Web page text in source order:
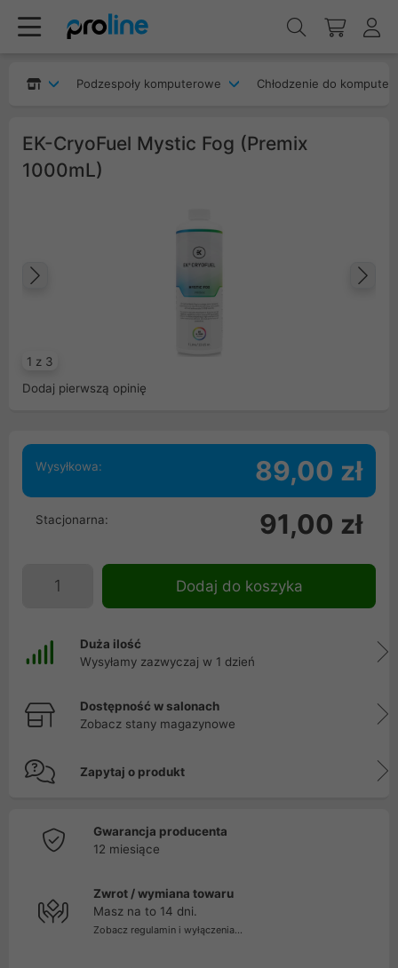
Podzespoły komputerowe Chłodzenie do
EK-CryoFuel Mystic Fog (Premix
1000mL)
1 z 3
Dodaj pierwszą opinię
Wysyłkowa: 89,00 zł
Stacjonarna: 91,00 zł
Dodaj do koszyka
Duża ilość
Wysyłamy zazwyczaj w 1 dzień
Dostępność w salonach
Zobacz stany magazynowe
Zapytaj o produkt
Gwarancja producenta
12 miesiące
Zwrot / wymiana towaru
Masz na to 14 dni.
Zobacz regulamin i wyłączenia...